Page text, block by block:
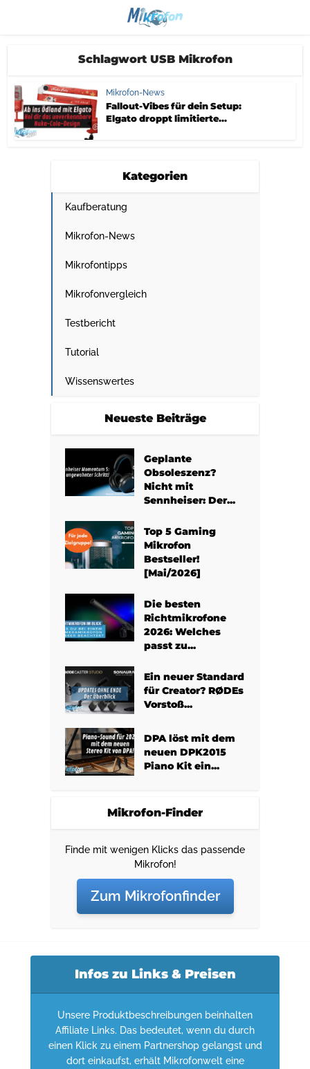
Schlagwort USB Mikrofon
Mikrofon-News
Fallout-Vibes für dein Setup:
Elgato droppt limitierte...
Kategorien
Kaufberatung
Mikrofon-News
Mikrofontipps
Mikrofonvergleich
Testbericht
Tutorial
Wissenswertes
Neueste Beiträge
Geplante
Obsoleszenz?
Nicht mit
Sennheiser: Der...
Top 5 Gaming
Mikrofon
Bestseller!
[Mai/2026]
Die besten
Richtmikrofone
2026: Welches
passt zu...
Ein neuer Standard
für Creator? RØDEs
Vorstoß...
DPA löst mit dem
neuen DPK2015
Piano Kit ein...
Mikrofon-Finder
Finde mit wenigen Klicks das passende
Mikrofon!
Zum Mikrofonfinder
Infos zu Links & Preisen
Unsere Produktbeschreibungen beinhalten
Affiliate Links. Das bedeutet, wenn du durch
einen Klick zu einem Partnershop gelangst und
dort einkaufst, erhält Mikrofonwelt eine